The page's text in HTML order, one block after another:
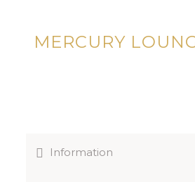
MERCURY
Information